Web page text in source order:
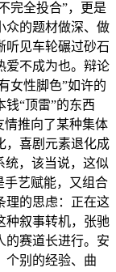
完全投合”，更是
众的题材做深、做
听见车轮碾过砂石
爱不成为也。辩论
女性脚色”如许的
“顶雷”的东西
情推向了某种集体
，喜剧元素退化成
统，该当说，这似
手艺赋能，又组合
理的思虑：正在这
种叙事转机，张驰
的赛道长进行。安
个别的经验、曲